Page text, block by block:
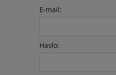
E-mail:
Hasło: